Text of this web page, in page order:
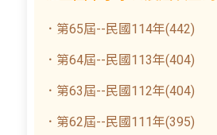
．第65屆--民國114年(442)
．第64屆--民國113年(404)
．第63屆--民國112年(404)
．第62屆--民國111年(395)